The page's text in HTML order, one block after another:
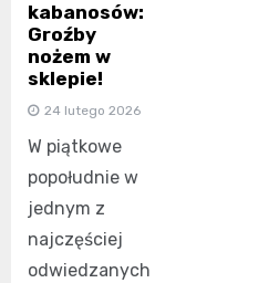
kabanosów:
Groźby
nożem w
sklepie!
24 lutego 2026
W piątkowe
popołudnie w
jednym z
najczęściej
odwiedzanych